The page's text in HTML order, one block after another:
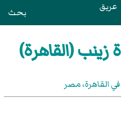
عريق بحث
(القاهرة)
القاهرة، مصر